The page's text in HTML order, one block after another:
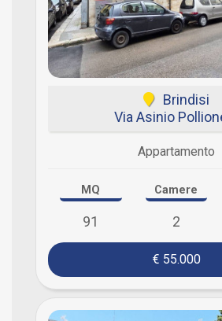
Brindisi
Via Asinio
Appartamento
MQ
91
Camere
2
€ 55.000